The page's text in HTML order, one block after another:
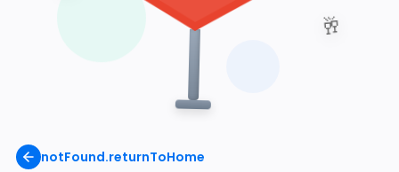
notFound.returnToHome
🥂